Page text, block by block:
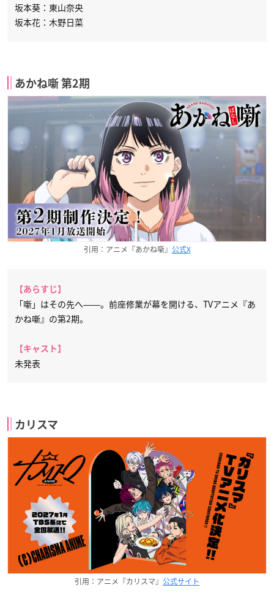
坂本葵：東山奈央
坂本花：木野日菜
あかね噺 第2期
引用：アニメ『あかね噺』 公式X
【あらすじ】
「噺」はその先へ――。前座修業が幕を開ける、TVアニメ『あ
かね噺』の第2期。
【キャスト】
未発表
カリスマ
引用：アニメ『カリスマ』 公式サイト